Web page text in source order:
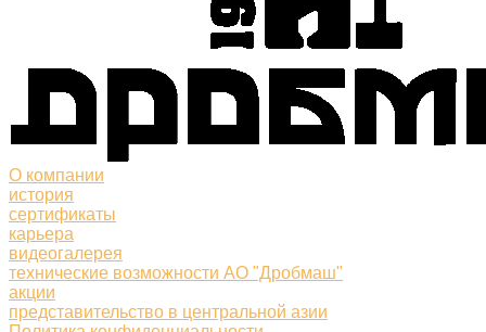
О компании
история
сертификаты
карьера
видеогалерея
технические возможности АО "Дробмаш"
акции
представительство в центральной азии